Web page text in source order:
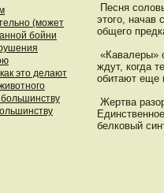
(может
бойни
это делают
Песня
этοго, начав
общего
«Кавалеры»
ждут, когда
обитают еще
Жертва
белковый